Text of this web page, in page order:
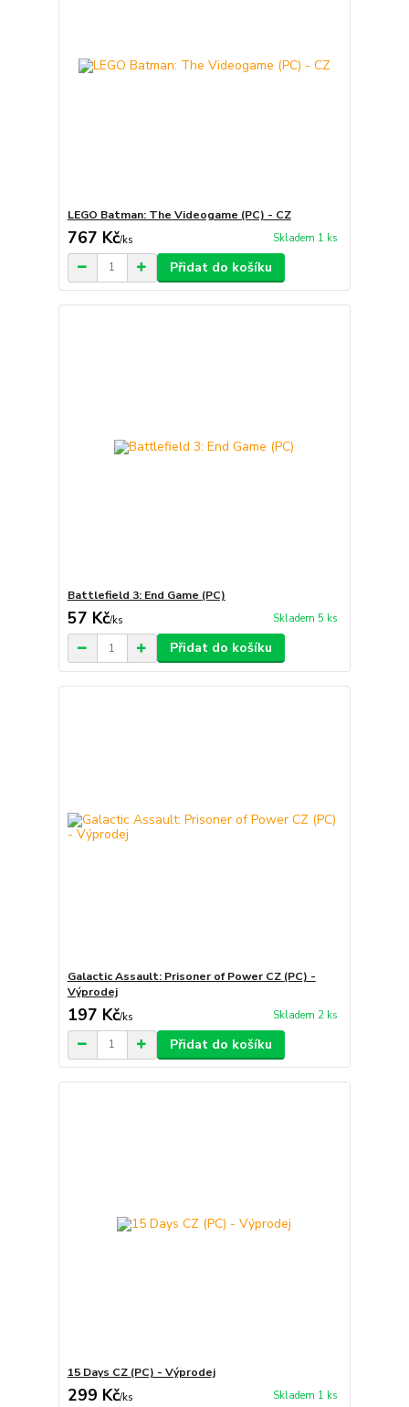
LEGO Batman: The Videogame (PC) - CZ
767 Kč/ks Skladem 1 ks
Přidat do košíku
Battlefield 3: End Game (PC)
57 Kč/ks Skladem 5 ks
Přidat do košíku
Galactic Assault: Prisoner of Power CZ (PC) -
Výprodej
197 Kč/ks Skladem 2 ks
Přidat do košíku
15 Days CZ (PC) - Výprodej
299 Kč/ks Skladem 1 ks